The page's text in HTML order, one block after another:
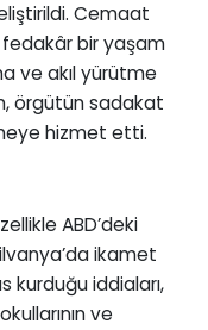
Cemaat
fedakâr bir yaşam
ve akıl yürütme
örgütün sadakat
hizmet etti.
ABD’deki
ikamet
kurduğu iddiaları,
ve